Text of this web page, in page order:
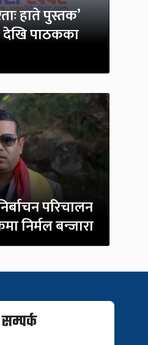
हाते पुस्तक’
देखि पाठकका
परिचालन
निर्मल बन्जारा
सम्पर्क